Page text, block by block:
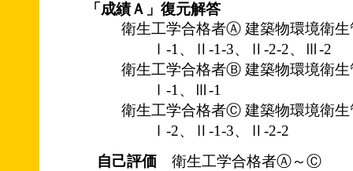
「成績Ａ」復元解答
衛生工学合格者Ⓐ 建築物環境衛生
Ⅰ-1、Ⅱ-1-3、Ⅱ-2-2、Ⅲ-2
衛生工学合格者Ⓑ 建築物環境衛生
Ⅰ-1、Ⅲ-1
衛生工学合格者Ⓒ 建築物環境衛生
Ⅰ-2、Ⅱ-1-3、Ⅱ-2-2
自己評価 衛生工学合格者Ⓐ～Ⓒ